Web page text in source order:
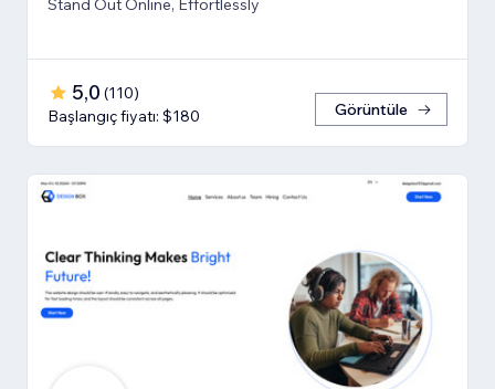
Stand Out Online, Effortlessly
5,0 (110)
Başlangıç fiyatı: $180
Görüntüle